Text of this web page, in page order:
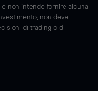
non intende fornire alcuna
non deve
di trading o di